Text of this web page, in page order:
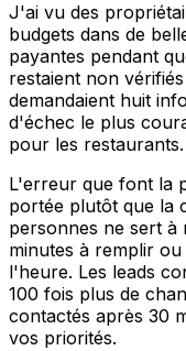
J'ai vu des
budgets dans de
payantes pendant
restaient non
demandaient huit
d'échec le plus
pour les restaurants.
L'erreur que font la
portée plutôt que la
personnes ne sert
minutes à remplir
l'heure. Les leads
100 fois plus de
contactés après 30
vos priorités.